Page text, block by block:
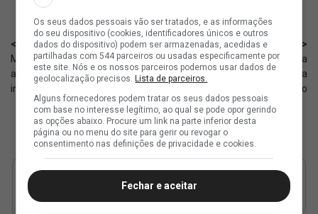
< Anterior
Movimentação sobre o processo
aconteceu na madrugada,
informa jornalista
Próximo >
Almirante S/A teria sido criada
enquanto os Lamacchia
negociavam com o Vasco
Os seus dados pessoais vão ser tratados, e as informações
do seu dispositivo (cookies, identificadores únicos e outros
dados do dispositivo) podem ser armazenadas, acedidas e
partilhadas com 544 parceiros ou usadas especificamente por
este site. Nós e os nossos parceiros podemos usar dados de
geolocalização precisos. Lista de parceiros.
Alguns fornecedores podem tratar os seus dados pessoais
com base no interesse legítimo, ao qual se pode opor gerindo
as opções abaixo. Procure um link na parte inferior desta
página ou no menu do site para gerir ou revogar o
consentimento nas definições de privacidade e cookies.
Fechar e aceitar